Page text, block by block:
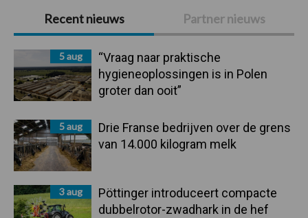
Primaire
Sidebar
Recent nieuws Partner nieuws
5 aug
“Vraag naar praktische
hygieneoplossingen is in Polen
groter dan ooit”
5 aug
Drie Franse bedrijven over de grens
van 14.000 kilogram melk
3 aug
Pöttinger introduceert compacte
dubbelrotor-zwadhark in de hef